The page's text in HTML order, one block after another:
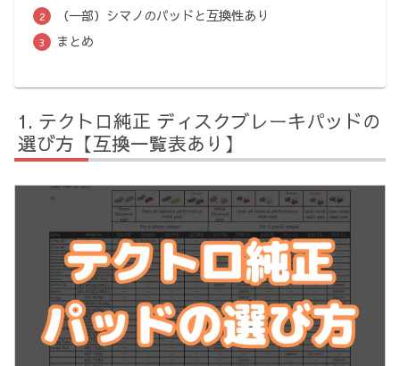
（一部）シマノのパッドと互換性あり
まとめ
テクトロ純正 ディスクブレーキパッドの
選び方【互換一覧表あり】